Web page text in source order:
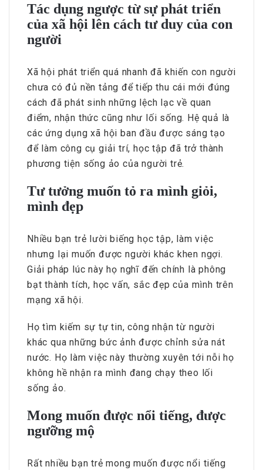
Tác dụng ngược từ sự phát triển
của xã hội lên cách tư duy của con
người
Xã hội phát triển quá nhanh đã khiến con người
chưa có đủ nền tảng để tiếp thu cái mới đúng
cách đã phát sinh những lệch lạc về quan
điểm, nhận thức cũng như lối sống. Hệ quả là
các ứng dụng xã hội ban đầu được sáng tạo
để làm công cụ giải trí, học tập đã trở thành
phương tiện sống ảo của người trẻ.
Tư tưởng muốn tỏ ra mình giỏi,
mình đẹp
Nhiều bạn trẻ lười biếng học tập, làm việc
nhưng lại muốn được người khác khen ngợi.
Giải pháp lúc này họ nghĩ đến chính là phông
bạt thành tích, học vấn, sắc đẹp của mình trên
mạng xã hội.
Họ tìm kiếm sự tự tin, công nhận từ người
khác qua những bức ảnh được chỉnh sửa nát
nước. Họ làm việc này thường xuyên tới nỗi họ
không hề nhận ra mình đang chạy theo lối
sống ảo.
Mong muốn được nổi tiếng, được
ngưỡng mộ
Rất nhiều bạn trẻ mong muốn được nổi tiếng